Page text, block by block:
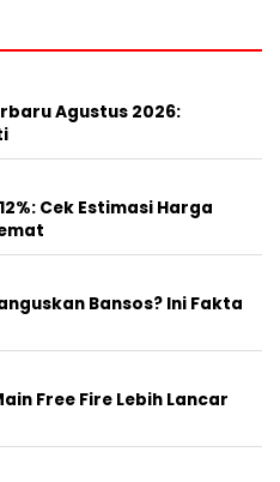
Agustus 2026:
Cek Estimasi Harga
Bansos? Ini Fakta
Free Fire Lebih Lancar